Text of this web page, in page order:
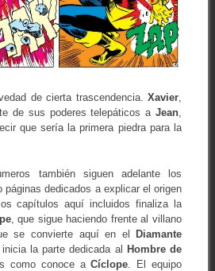
de cierta trascendencia.Xavier,
de sus poderes telepáticos aJean,
que sería la primera piedra para la
también siguen adelante los
páginas dedicados a explicar el origen
capítulos aquí incluidos finaliza la
, que sigue haciendo frente al villano
se convierte aquí en el
Diamante
la parte dedicada al
Hombre de
como conoce aCíclope . El equipo